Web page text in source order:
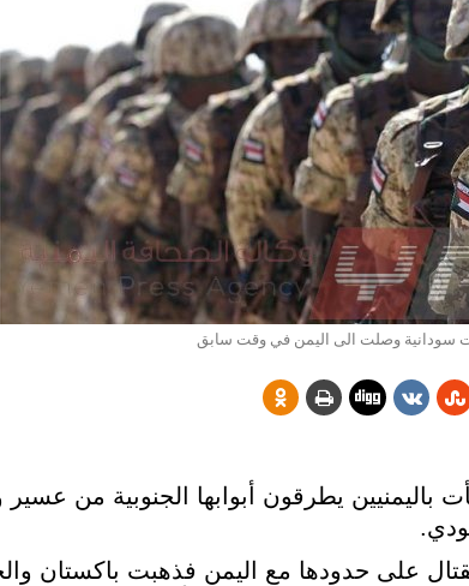
سودانية وصلت الى اليمن في وقت سابق
يطرقون أبوابها الجنوبية من عسير
على حدودها مع اليمن فذهبت باكستان